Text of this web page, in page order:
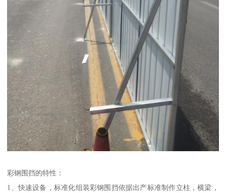
彩钢围挡的特性：
1、快速设备，标准化组装彩钢围挡依据出产标准制作立柱，横梁，